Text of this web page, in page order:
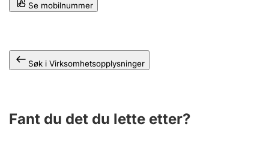
Se mobilnummer
Søk i Virksomhetsopplysninger
Fant du det du lette etter?